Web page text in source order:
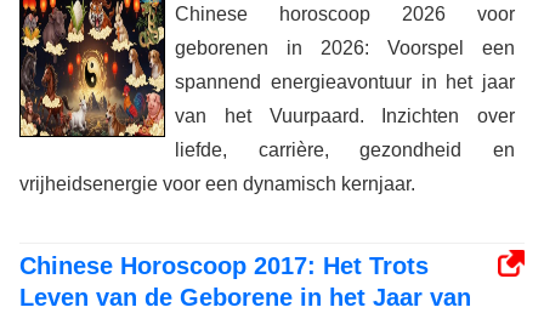
Chinese horoscoop 2026 voor
geborenen in 2026: Voorspel een
spannend energieavontuur in het jaar
van het Vuurpaard. Inzichten over
liefde, carrière, gezondheid en
vrijheidsenergie voor een dynamisch kernjaar.
Chinese Horoscoop 2017: Het Trots
Leven van de Geborene in het Jaar van